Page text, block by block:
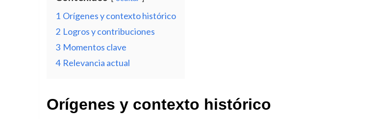
1 Orígenes y contexto histórico
2 Logros y contribuciones
3 Momentos clave
4 Relevancia actual
Orígenes y contexto histórico